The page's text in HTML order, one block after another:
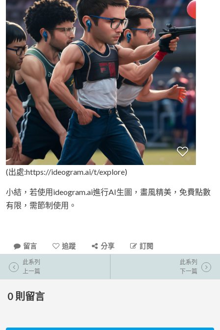
(出處:https://ideogram.ai/t/explore)
小結，若使用ideogram.ai進行AI生圖，畫風精美，免費點數
有限，需節制使用。
留言 追蹤 分享 訂閱
此系列
上一篇
此系列
下一篇
0 則留言